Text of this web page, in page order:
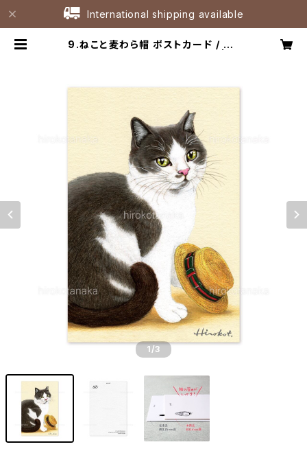
International shipping available
9.ねこと麦わら帽 ポストカード / Ca
1/3